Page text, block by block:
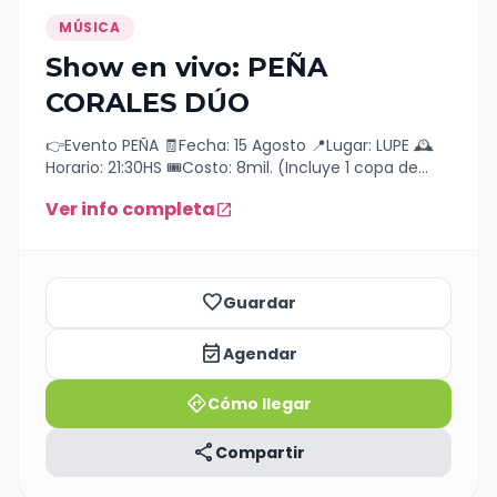
MÚSICA
Show en vivo: PEÑA
CORALES DÚO
👉Evento PEÑA 🧾Fecha: 15 Agosto 📍Lugar: LUPE 🕰️
Horario: 21:30HS 🎟️Costo: 8mil. (Incluye 1 copa de
Ver info completaopen_in_new
favorite_borderGuardar
event_availableAgendar
directionsCómo llegar
share Compartir